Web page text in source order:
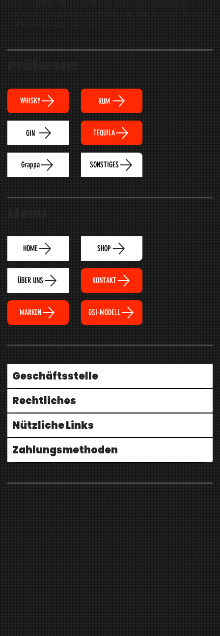
WHISKY
GIN
RUM
Grappa SONSTIGES
TEQUILA
HOME SHOP
ÜBER UNS KONTAKT
MARKEN GSI-MODELL
Geschäftsstelle
Rechtliches
Nützliche Links
Zahlungsmethoden